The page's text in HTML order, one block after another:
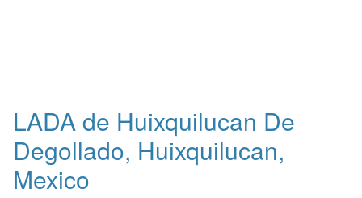
LADA de Huixquilucan De
Degollado, Huixquilucan,
Mexico